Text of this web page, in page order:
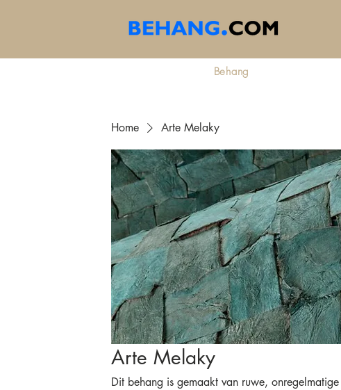
Behang
Home Arte Melaky
Arte Melaky
Dit behang is gemaakt van ruwe,